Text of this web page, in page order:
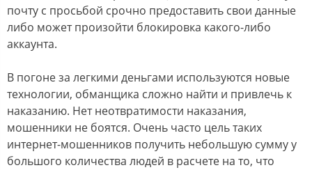
почту с просьбой срочно предоставить свои данные
либо может произойти блокировка какого-либо
аккаунта.
В погоне за легкими деньгами используются новые
технологии, обманщика сложно найти и привлечь к
наказанию. Нет неотвратимости наказания,
мошенники не боятся. Очень часто цель таких
интернет-мошенников получить небольшую сумму у
большого количества людей в расчете на то, что